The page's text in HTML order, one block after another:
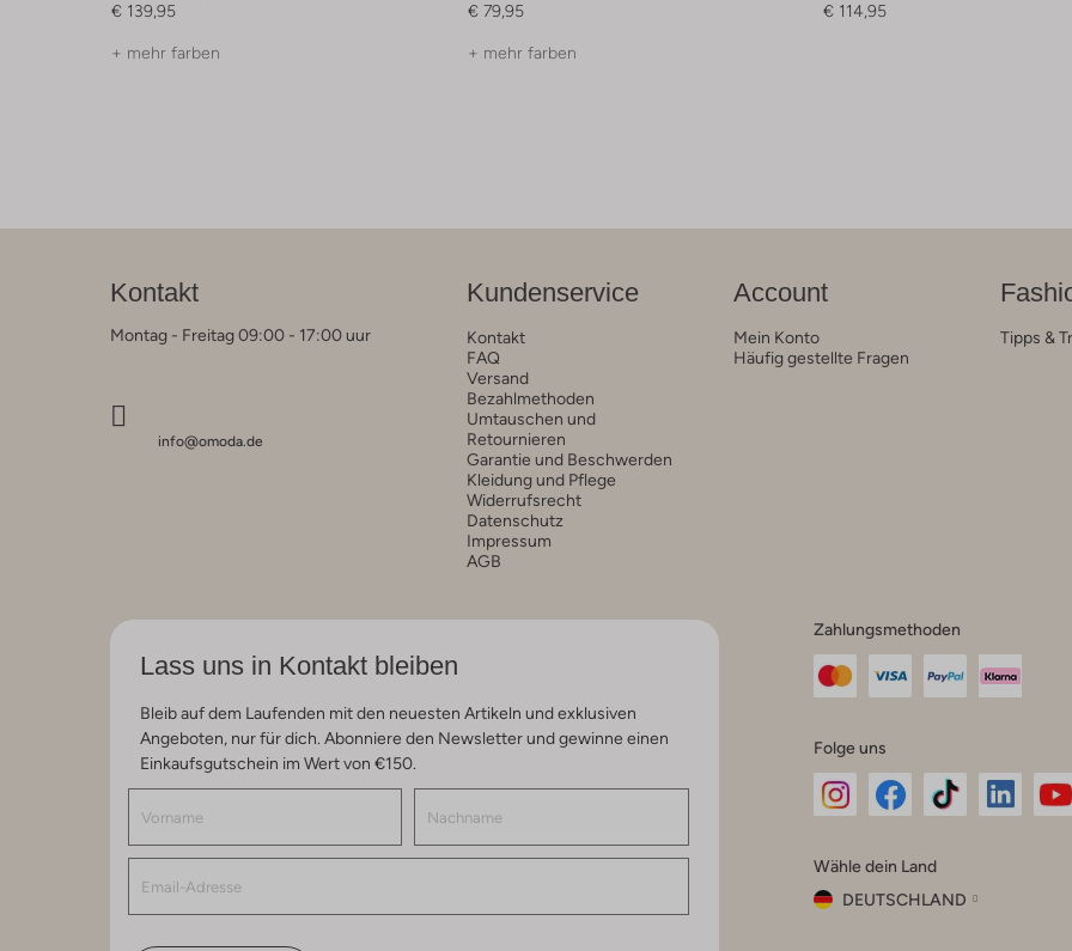
€ 139,95
+ mehr farben
€ 79,95
+ mehr farben
€ 114,95
Kontakt
Montag - Freitag 09:00 - 17:00 uur
info@omoda.de
Kundenservice
Kontakt
FAQ
Versand
Bezahlmethoden
Umtauschen und
Retournieren
Garantie und Beschwerden
Kleidung und Pflege
Widerrufsrecht
Datenschutz
Impressum
AGB
Account
Mein Konto
Häufig gestellte Fragen
Tipps &
Lass uns in Kontakt bleiben
Bleib auf dem Laufenden mit den neuesten Artikeln und exklusiven
Angeboten, nur für dich. Abonniere den Newsletter und gewinne einen
Einkaufsgutschein im Wert von €150.
Zahlungsmethoden
Folge uns
Instagram
Facebook
TikTok
Wähle dein Land
DEUTSCHLAND